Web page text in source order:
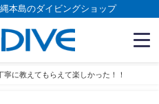
本島のダイビングショップ
寧に教えてもらえて楽しかった！！